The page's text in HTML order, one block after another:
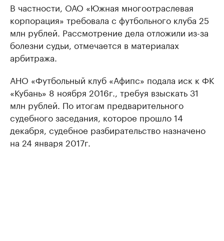
В частности, ОАО «Южная многоотраслевая
корпорация» требовала с футбольного клуба 25
млн рублей. Рассмотрение дела отложили из-за
болезни судьи, отмечается в материалах
арбитража.
АНО «Футбольный клуб «Афипс» подала иск к ФК
«Кубань» 8 ноября 2016г., требуя взыскать 31
млн рублей. По итогам предварительного
судебного заседания, которое прошло 14
декабря, судебное разбирательство назначено
на 24 января 2017г.